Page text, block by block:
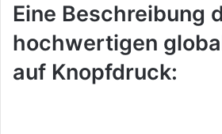
Eine Beschreibung
hochwertigen
auf Knopfdruck: